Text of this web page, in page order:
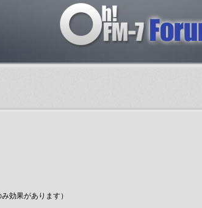
効果があります）